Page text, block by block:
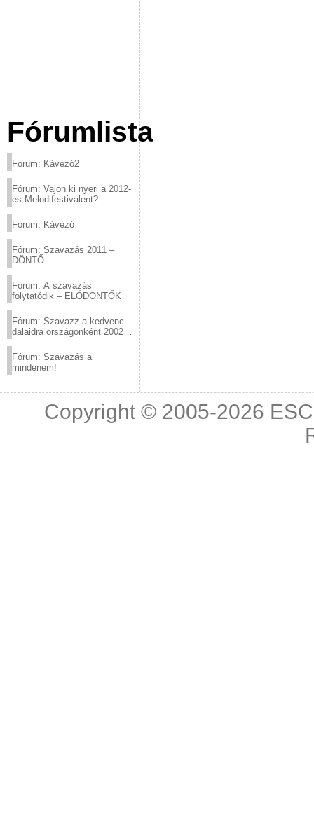
Fórumlista
Fórum: Kávézó2
Fórum: Vajon ki nyeri a 2012-
es Melodifestivalent?
Fórum: Kávézó
Fórum: Szavazás 2011 –
DÖNTŐ
Fórum: A szavazás
folytatódik – ELŐDÖNTŐK
Fórum: Szavazz a kedvenc
dalaidra országonként 2002
Fórum: Szavazás a
mindenem!
Copyright © 2005-2026